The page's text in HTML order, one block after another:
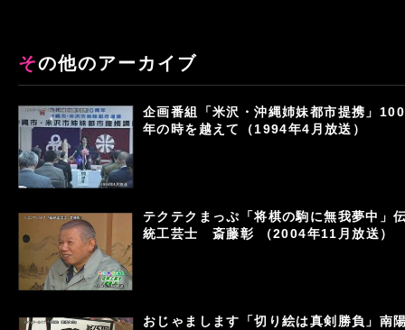
その他のアーカイブ
企画番組「米沢・沖縄姉妹都市提携」100
年の時を越えて（1994年4月放送）
テクテクまっぷ「将棋の駒に無我夢中」
統工芸士 斎藤彰 （2004年11月放送）
おじゃまします「切り絵は真剣勝負」南